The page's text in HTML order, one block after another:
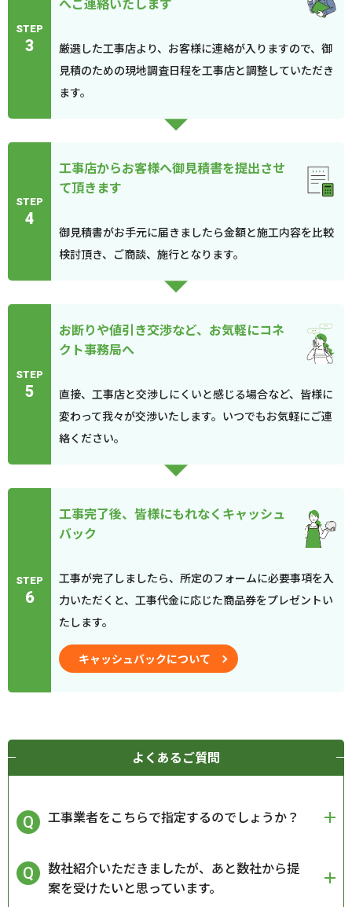
STEP
3
厳選した工事店より、お客様に連絡が入りますので、御
見積のための現地調査日程を工事店と調整していただき
ます。
STEP
4
工事店からお客様へ御見積書を提出させ
て頂きます
御見積書がお手元に届きましたら金額と施工内容を比較
検討頂き、ご商談、施行となります。
STEP
5
お断りや値引き交渉など、お気軽にコネ
クト事務局へ
直接、工事店と交渉しにくいと感じる場合など、皆様に
変わって我々が交渉いたします。いつでもお気軽にご連
絡ください。
STEP
6
工事完了後、皆様にもれなくキャッシュ
バック
工事が完了しましたら、所定のフォームに必要事項を入
力いただくと、工事代金に応じた商品券をプレゼントい
たします。
キャッシュバックについて
よくあるご質問
工事業者をこちらで指定するのでしょうか？
数社紹介いただきましたが、あと数社から提
案を受けたいと思っています。